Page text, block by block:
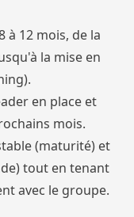
à 12 mois, de la
la mise en
en place et
mois.
(maturité) et
tout en tenant
avec le groupe.